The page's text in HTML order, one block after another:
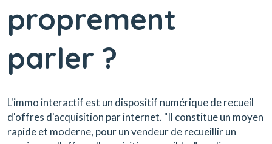
proprement
parler ?
L'immo interactif est un dispositif numérique de recueil
d'offres d'acquisition par internet. "Il constitue un moyen
rapide et moderne, pour un vendeur de recueillir un